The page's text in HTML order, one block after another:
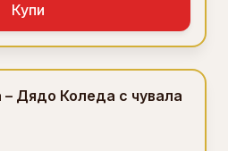
Купи
Дядо Коледа с чувала